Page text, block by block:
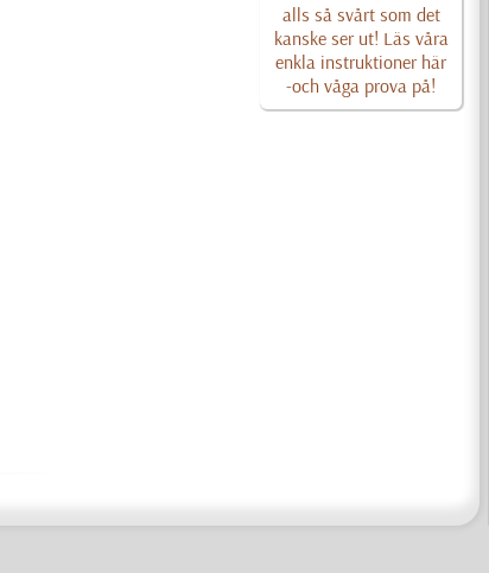
alls så svårt som det
kanske ser ut! Läs våra
enkla instruktioner här
-och våga prova på!